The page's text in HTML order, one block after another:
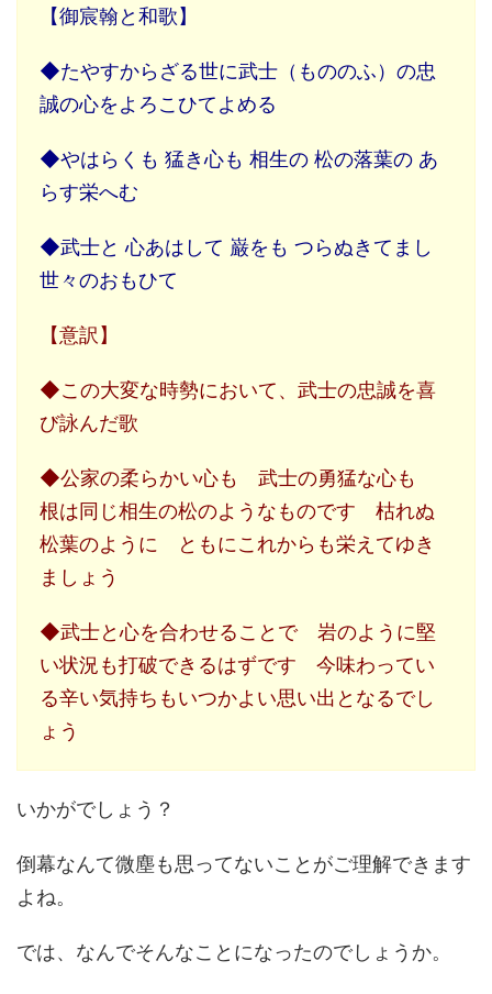
【御宸翰と和歌】
◆たやすからざる世に武士（もののふ）の忠
誠の心をよろこひてよめる
◆やはらくも 猛き心も 相生の 松の落葉の あ
らす栄へむ
◆武士と 心あはして 巌をも つらぬきてまし
世々のおもひて
【意訳】
◆この大変な時勢において、武士の忠誠を喜
び詠んだ歌
◆公家の柔らかい心も 武士の勇猛な心も
根は同じ相生の松のようなものです 枯れぬ
松葉のように ともにこれからも栄えてゆき
ましょう
◆武士と心を合わせることで 岩のように堅
い状況も打破できるはずです 今味わってい
る辛い気持ちもいつかよい思い出となるでし
ょう
いかがでしょう？
倒幕なんて微塵も思ってないことがご理解できます
よね。
では、なんでそんなことになったのでしょうか。